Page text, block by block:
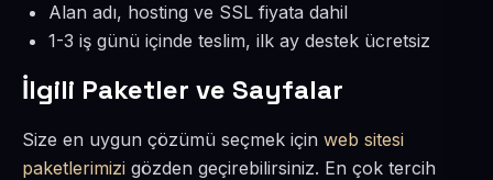
Alan adı, hosting ve SSL fiyata dahil
1-3 iş günü içinde teslim, ilk ay destek ücretsiz
İlgili Paketler ve Sayfalar
Size en uygun çözümü seçmek için web sitesi
paketlerimizi gözden geçirebilirsiniz. En çok tercih